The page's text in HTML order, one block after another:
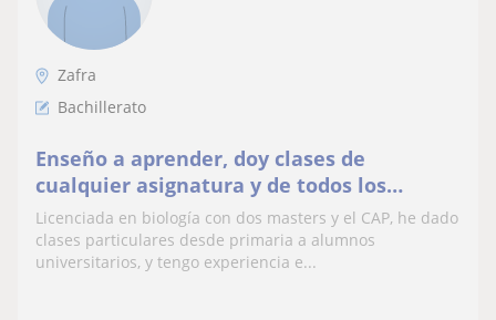
Zafra
Bachillerato
Enseño a aprender, doy clases de
cualquier asignatura y de todos los
niveles
Licenciada en biología con dos masters y el CAP, he dado
clases particulares desde primaria a alumnos
universitarios, y tengo experiencia e...